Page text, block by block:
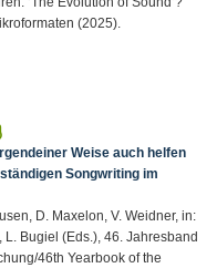
(2025).
Weise auch helfen
Songwriting im
D. Maxelon, V. Weidner, in:
L. Bugiel (Eds.), 46. Jahresband
46th Yearbook of the